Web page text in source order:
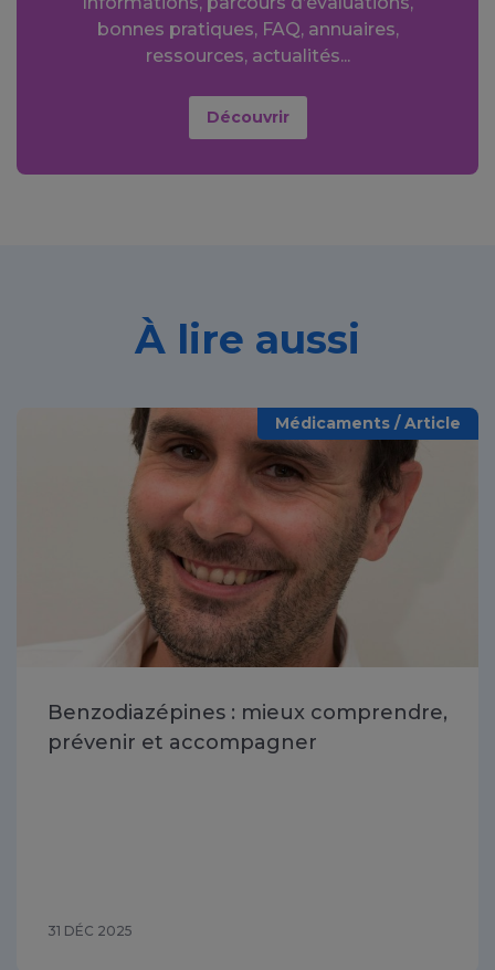
bonnes pratiques, FAQ, annuaires,
ressources, actualités...
Découvrir
À lire aussi
Médicaments / Article
Benzodiazépines : mieux comprendre,
prévenir et accompagner
31 DÉC 2025